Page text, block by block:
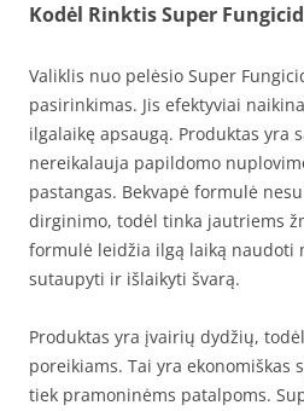
Kodėl Rinktis Super
Valiklis nuo pelėsio Super
pasirinkimas. Jis efektyviai
ilgalaikę apsaugą. Produktas yra
nereikalauja papildomo
pastangas. Bekvapė formulė
dirginimo, todėl tinka jautriems
formulė leidžia ilgą laiką naudoti
sutaupyti ir išlaikyti švarą.
Produktas yra įvairių dydžių,
poreikiams. Tai yra ekonomiškas
tiek pramoninėms patalpoms.